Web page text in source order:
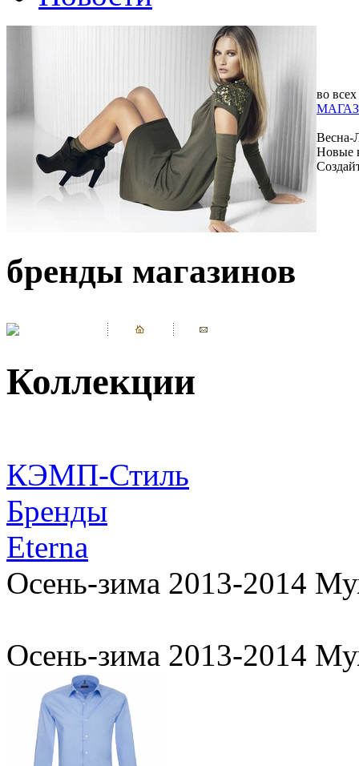
во всех
Весна-
Новые
бренды магазинов
Коллекции
КЭМП-Стиль
Бренды
Eterna
Осень-зима 2013-2014
Осень-зима 2013-2014